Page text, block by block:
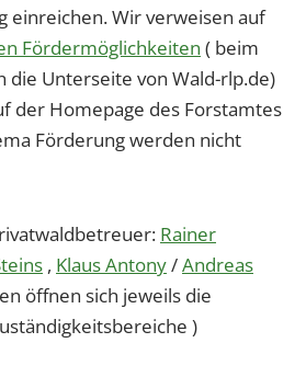
einreichen. Wir verweisen auf
Fördermöglichkeiten ( beim
die Unterseite von Wald-rlp.de)
der Homepage des Forstamtes
Förderung werden nicht
Rainer
, Klaus Antony/Andreas
öffnen sich jeweils die
)